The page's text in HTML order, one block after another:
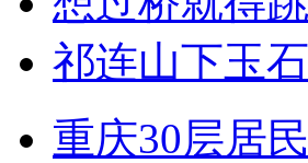
祁连山下玉
重庆30层居